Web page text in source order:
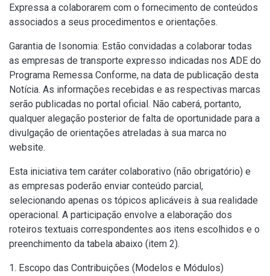
Expressa a colaborarem com o fornecimento de conteúdos
associados a seus procedimentos e orientações.
Garantia de Isonomia: Estão convidadas a colaborar todas
as empresas de transporte expresso indicadas nos ADE do
Programa Remessa Conforme, na data de publicação desta
Notícia. As informações recebidas e as respectivas marcas
serão publicadas no portal oficial. Não caberá, portanto,
qualquer alegação posterior de falta de oportunidade para a
divulgação de orientações atreladas à sua marca no
website.
Esta iniciativa tem caráter colaborativo (não obrigatório) e
as empresas poderão enviar conteúdo parcial,
selecionando apenas os tópicos aplicáveis à sua realidade
operacional. A participação envolve a elaboração dos
roteiros textuais correspondentes aos itens escolhidos e o
preenchimento da tabela abaixo (item 2).
1. Escopo das Contribuições (Modelos e Módulos)